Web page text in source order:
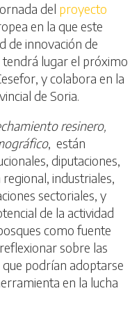
del proyecto
en la que este
de innovación de
tendrá lugar el próximo
y colabora en la
de Soria.
resinero,
, están
diputaciones,
industriales,
sectoriales, y
de la actividad
como fuente
sobre las
podrían adoptarse
en la lucha